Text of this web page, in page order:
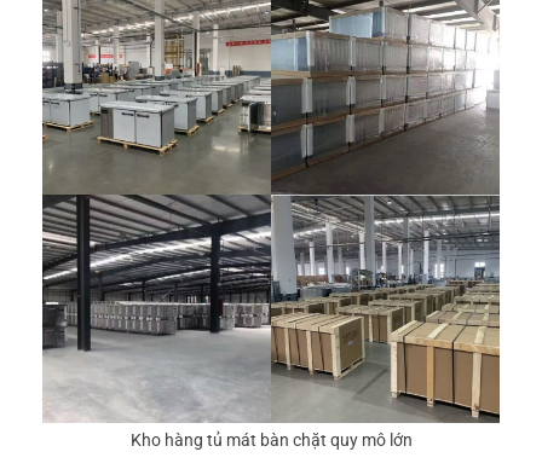
Kho hàng tủ mát bàn chặt quy mô lớn